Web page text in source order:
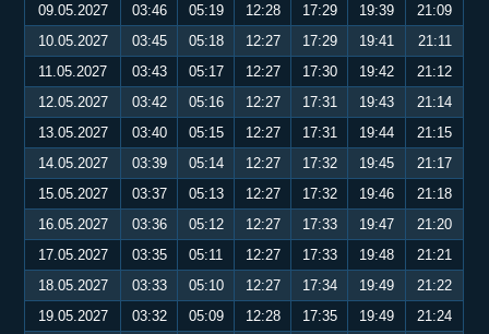
09.05.2027
03:46 05:19 12:28 17:29 19:39
21:09
10.05.2027
03:45 05:18 12:27 17:29 19:41
21:11
11.05.2027
03:43 05:17 12:27 17:30 19:42
21:12
12.05.2027
03:42 05:16 12:27 17:31 19:43
21:14
13.05.2027
03:40 05:15 12:27 17:31 19:44
21:15
14.05.2027
03:39 05:14 12:27 17:32 19:45
21:17
15.05.2027
03:37 05:13 12:27 17:32 19:46
21:18
16.05.2027
03:36 05:12 12:27 17:33 19:47
21:20
17.05.2027
03:35 05:11 12:27 17:33 19:48
21:21
18.05.2027
03:33 05:10 12:27 17:34 19:49
21:22
19.05.2027
03:32 05:09 12:28 17:35 19:49
21:24